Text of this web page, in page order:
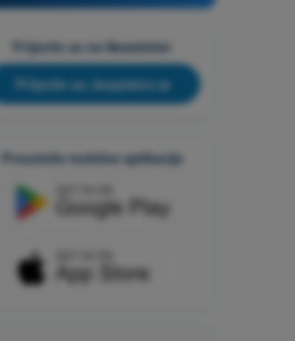
Prijavite se na Newsletter
Prijavite se, besplatno je
Preuzmite mobilne aplikacije